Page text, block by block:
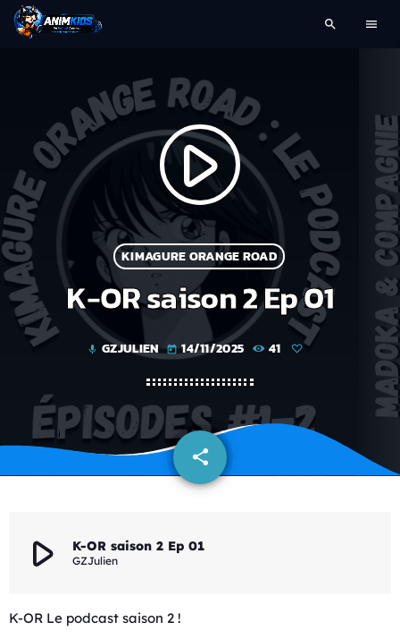
search menu
play_arrow
KIMAGURE ORANGE ROAD
K-OR saison 2 Ep 01
mic GZJULIEN today 14/11/2025 41
share
email
play_arrow K-OR saison 2 Ep 01
GZJulien
K-OR Le podcast saison 2 !